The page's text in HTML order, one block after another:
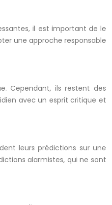
il est important de le
une approche responsable
Cependant, ils restent des
avec un esprit critique et
leurs prédictions sur une
alarmistes, qui ne sont